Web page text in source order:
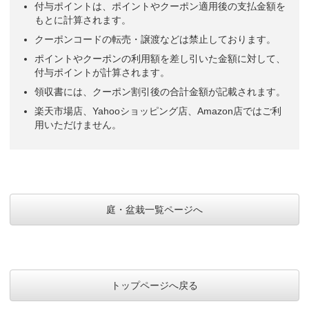
付与ポイントは、ポイントやクーポン適用後の支払金額を
もとに計算されます。
クーポンコードの転売・譲渡などは禁止しております。
ポイントやクーポンの利用額を差し引いた金額に対して、
付与ポイントが計算されます。
領収書には、クーポン割引後の合計金額が記載されます。
楽天市場店、Yahooショッピング店、Amazon店ではご利
用いただけません。
庭・盆栽一覧ページへ
トップページへ戻る